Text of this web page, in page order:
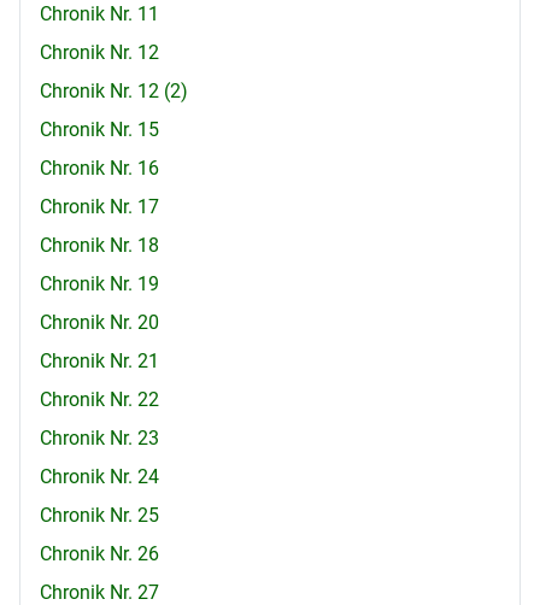
Chronik Nr. 11
Chronik Nr. 12
Chronik Nr. 12 (2)
Chronik Nr. 15
Chronik Nr. 16
Chronik Nr. 17
Chronik Nr. 18
Chronik Nr. 19
Chronik Nr. 20
Chronik Nr. 21
Chronik Nr. 22
Chronik Nr. 23
Chronik Nr. 24
Chronik Nr. 25
Chronik Nr. 26
Chronik Nr. 27